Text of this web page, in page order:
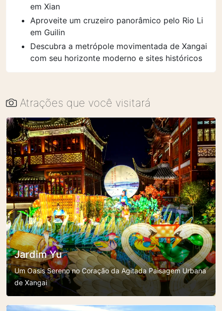
em Xian
Aproveite um cruzeiro panorâmico pelo Rio Li
em Guilin
Descubra a metrópole movimentada de Xangai
com seu horizonte moderno e sites históricos
Atrações que você visitará
Jardim Yu
Um Oasis Sereno no Coração da Agitada Paisagem Urbana
de Xangai